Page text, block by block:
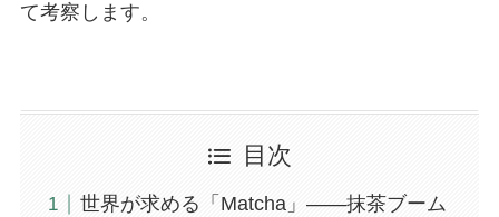
て考察します。
目次
世界が求める「Matcha」——抹茶ブーム